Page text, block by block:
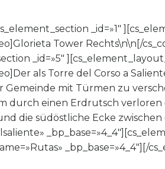
_id=»1″
Tower Rechts\n\n[/
_id=»5″
als Torre del Corso a
Gemeinde mit Türmen zu
durch einen Erdrutsch verloren
die südöstliche Ecke